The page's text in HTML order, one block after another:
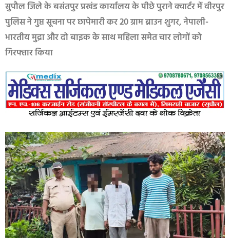
सुपौल जिले के बसंतपुर प्रखंड कार्यालय के पीछे पुराने क्वार्टर में वीरपुर
पुलिस ने गुप्त सूचना पर छापेमारी कर 20 ग्राम ब्राउन शुगर, नेपाली-
भारतीय मुद्रा और दो बाइक के साथ महिला समेत चार लोगों को
गिरफ्तार किया